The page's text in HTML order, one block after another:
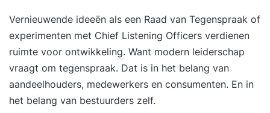
goed verhaal breng altijd iets teweeg. Een goed
verhaal heeft magie, een sprankeling dat alles
overstijgt We werken o.a. aan : Opbouw van het
verhaal Plot/ story hoe maak je het spannend
Beeldend vertellen Motief, waarom van het
verhaal Ethos, pathos, logos De reis van de held
Vernieuwende ideeën als een Raad van Tegenspraak of
experimenten met Chief Listening Officers verdienen
ruimte voor ontwikkeling. Want modern leiderschap
vraagt om tegenspraak. Dat is in het belang van
aandeelhouders, medewerkers en consumenten. En in
het belang van bestuurders zelf.